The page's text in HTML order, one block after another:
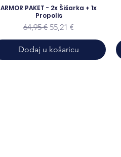
ARMOR PAKET - 2x Šišarka + 1x
Propolis
Redovna cijena
64,95 € Cijena s popustom
55,21 €
Dodaj u košaricu